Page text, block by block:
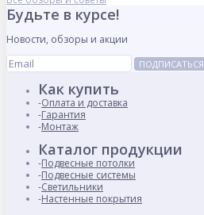
Будьте в курсе!
Новости, обзоры и акции
ПОДПИСАТЬСЯ
Как купить
Оплата и доставка
Гарантия
Монтаж
Каталог продукции
Подвесные потолки
Подвесные системы
Светильники
Настенные покрытия